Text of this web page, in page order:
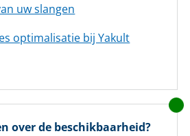
uw slangen
optimalisatie bij Yakult
over de beschikbaarheid?